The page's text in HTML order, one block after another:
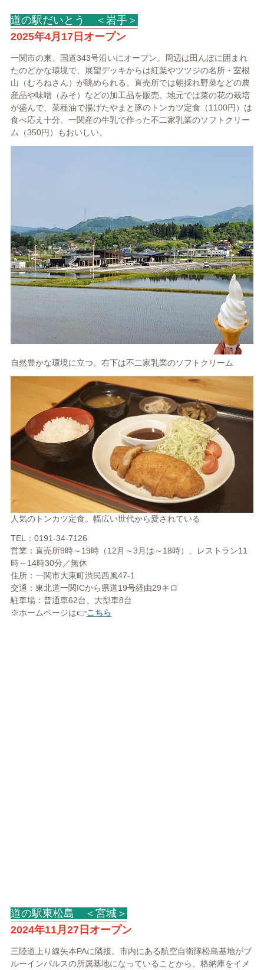
道の駅だいとう ＜岩手＞
2025年4月17日オープン
一関市の東、国道343号沿いにオープン。周辺は田んぼに囲まれ
たのどかな環境で、展望デッキからは紅葉やツツジの名所・室根
山（むろねさん）が眺められる。直売所では朝採れ野菜などの農
産品や味噌（みそ）などの加工品を販売。地元では菜の花の栽培
が盛んで、菜種油で揚げたやまと豚のトンカツ定食（1100円）は
食べ応え十分。一関産の牛乳で作った不二家乳業のソフトクリー
ム（350円）もおいしい。
自然豊かな環境に立つ。右下は不二家乳業のソフトクリーム
人気のトンカツ定食。幅広い世代から愛されている
TEL：0191-34-7126
営業：直売所9時～19時（12月～3月は～18時）、レストラン11
時～14時30分／無休
住所：一関市大東町渋民西風47-1
交通：東北道一関ICから県道19号経由29キロ
駐車場：普通車62台、大型車8台
※ホームページは👉こちら
道の駅東松島 ＜宮城＞
2024年11月27日オープン
三陸道上り線矢本PAに隣接。市内にある航空自衛隊松島基地がブ
ルーインパルスの所属基地になっていることから、格納庫をイメ